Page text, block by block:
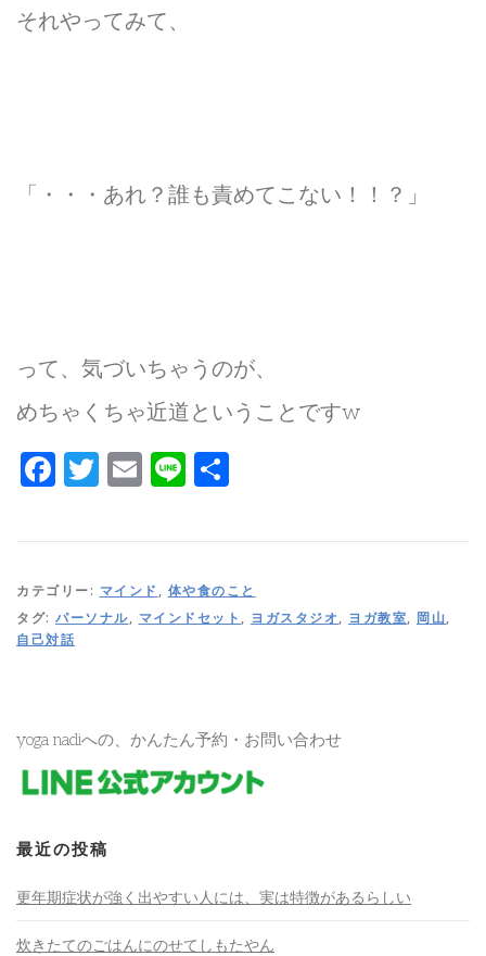
それやってみて、
「・・・あれ？誰も責めてこない！！？」
って、気づいちゃうのが、
めちゃくちゃ近道ということですw
Facebook
Twitter
Email
Line
カテゴリー: マインド , 体や食のこと
タグ: パーソナル, マインドセット , ヨガスタジオ, ヨガ教室, 岡山,
自己対話
yoga nadiへの、かんたん予約・お問い合わせ
最近の投稿
更年期症状が強く出やすい人には、実は特徴があるらしい
炊きたてのごはんにのせてしもたやん